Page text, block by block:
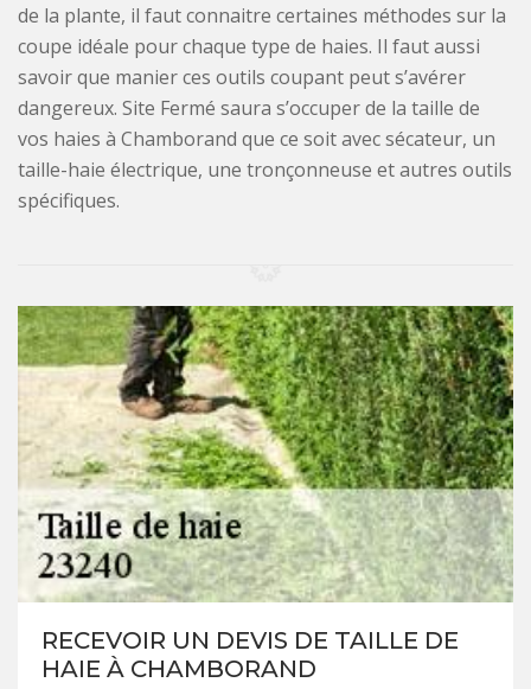
de la plante, il faut connaitre certaines méthodes sur la
coupe idéale pour chaque type de haies. Il faut aussi
savoir que manier ces outils coupant peut s’avérer
dangereux. Site Fermé saura s’occuper de la taille de
vos haies à Chamborand que ce soit avec sécateur, un
taille-haie électrique, une tronçonneuse et autres outils
spécifiques.
RECEVOIR UN DEVIS DE TAILLE DE
HAIE À CHAMBORAND